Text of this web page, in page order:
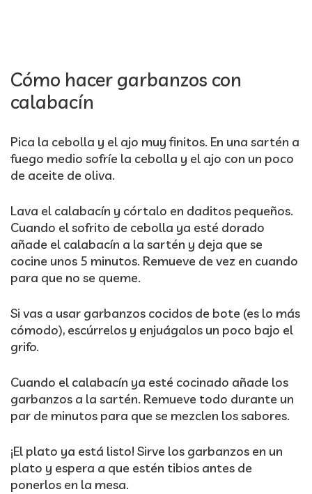
Cómo hacer garbanzos con
calabacín
Pica la cebolla y el ajo muy finitos. En una sartén a
fuego medio sofríe la cebolla y el ajo con un poco
de aceite de oliva.
Lava el calabacín y córtalo en daditos pequeños.
Cuando el sofrito de cebolla ya esté dorado
añade el calabacín a la sartén y deja que se
cocine unos 5 minutos. Remueve de vez en cuando
para que no se queme.
Si vas a usar garbanzos cocidos de bote (es lo más
cómodo), escúrrelos y enjuágalos un poco bajo el
grifo.
Cuando el calabacín ya esté cocinado añade los
garbanzos a la sartén. Remueve todo durante un
par de minutos para que se mezclen los sabores.
¡El plato ya está listo! Sirve los garbanzos en un
plato y espera a que estén tibios antes de
ponerlos en la mesa.